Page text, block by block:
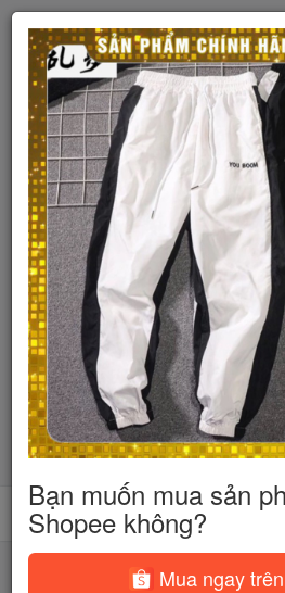
Bạn muốn mua sản
Shopee không?
Mua ngay